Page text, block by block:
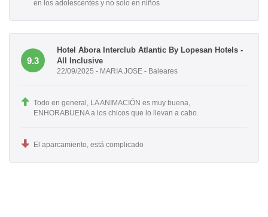
en los adolescentes y no solo en niños
9.3
Hotel Abora Interclub Atlantic By Lopesan Hotels -
All Inclusive
22/09/2025 - MARIA JOSE - Baleares
Todo en general, LA ANIMACIÓN es muy buena,
ENHORABUENA a los chicos que lo llevan a cabo.
El aparcamiento, está complicado